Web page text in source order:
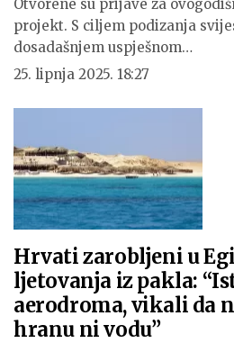
Otvorene su prijave za
projekt. S ciljem podizanja
dosadašnjem uspješnom…
25. lipnja 2025. 18:27
Hrvati zarobljeni u
ljetovanja iz pakla:
aerodroma, vikali da
hranu ni vodu”